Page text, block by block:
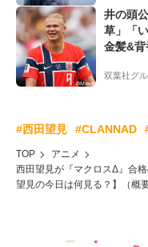
井の頭
草」「
金髪&背
ー”映
双葉社グ
#西田望見 #CLANNAD
TOP
アニメ
西田望見が『マクロスΔ』合
望見の今日は何見る？】（概要